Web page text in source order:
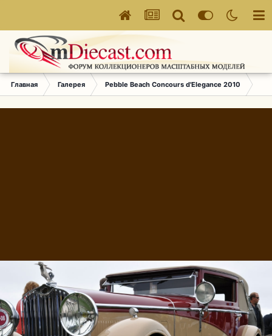
Главная Галерея Pebble Beach Concours d'Elegance 2010